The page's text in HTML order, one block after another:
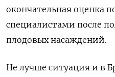
окончательная оценка
специалистами после
плодовых насаждений.
Не лучше ситуация и в